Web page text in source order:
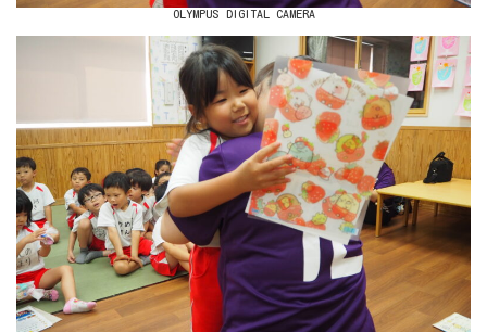
OLYMPUS DIGITAL CAMERA